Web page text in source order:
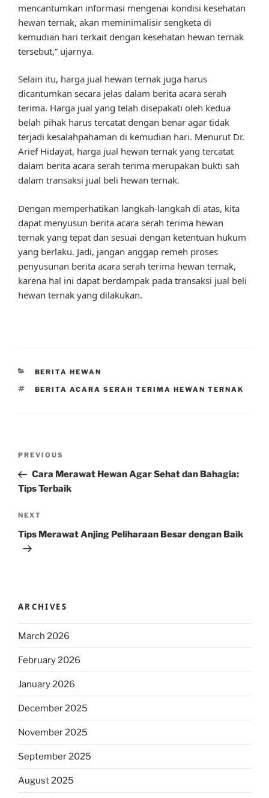
mencantumkan informasi mengenai kondisi kesehatan
hewan ternak, akan meminimalisir sengketa di
kemudian hari terkait dengan kesehatan hewan ternak
tersebut,” ujarnya.
Selain itu, harga jual hewan ternak juga harus
dicantumkan secara jelas dalam berita acara serah
terima. Harga jual yang telah disepakati oleh kedua
belah pihak harus tercatat dengan benar agar tidak
terjadi kesalahpahaman di kemudian hari. Menurut Dr.
Arief Hidayat, harga jual hewan ternak yang tercatat
dalam berita acara serah terima merupakan bukti sah
dalam transaksi jual beli hewan ternak.
Dengan memperhatikan langkah-langkah di atas, kita
dapat menyusun berita acara serah terima hewan
ternak yang tepat dan sesuai dengan ketentuan hukum
yang berlaku. Jadi, jangan anggap remeh proses
penyusunan berita acara serah terima hewan ternak,
karena hal ini dapat berdampak pada transaksi jual beli
hewan ternak yang dilakukan.
CATEGORIES
BERITA HEWAN
TAGS
BERITA ACARA SERAH TERIMA HEWAN TERNAK
Previous
Post
PREVIOUS
Cara Merawat Hewan Agar Sehat dan Bahagia:
Tips Terbaik
Next
Post
NEXT
Tips Merawat Anjing Peliharaan Besar dengan Baik
ARCHIVES
March 2026
February 2026
January 2026
December 2025
November 2025
September 2025
August 2025